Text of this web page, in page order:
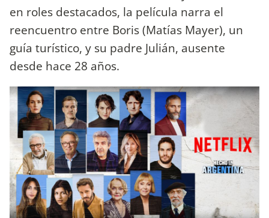
en roles destacados, la película narra el
reencuentro entre Boris (Matías Mayer), un
guía turístico, y su padre Julián, ausente
desde hace 28 años.